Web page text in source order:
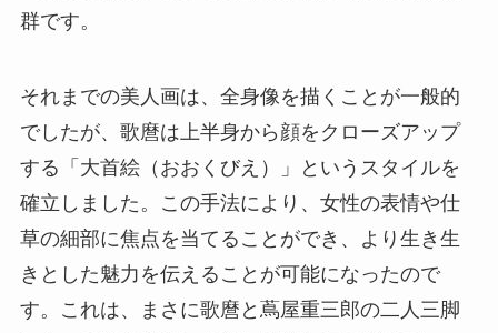
群です。
それまでの美人画は、全身像を描くことが一般的
でしたが、歌麿は上半身から顔をクローズアップ
する「大首絵（おおくびえ）」というスタイルを
確立しました。この手法により、女性の表情や仕
草の細部に焦点を当てることができ、より生き生
きとした魅力を伝えることが可能になったので
す。これは、まさに歌麿と蔦屋重三郎の二人三脚